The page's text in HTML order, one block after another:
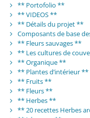
** Portofolio **
** VIDEOS **
** Détails du projet **
Composants de base
** Fleurs sauvages **
** Les cultures de
** Organique **
** Plantes d’intérieur **
** Fruits **
** Fleurs **
** Herbes **
** 20 recettes Herbes